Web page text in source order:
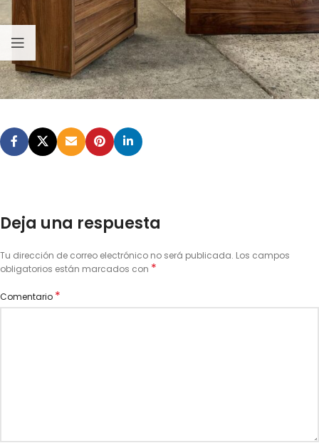
Deja una respuesta
Tu dirección de correo electrónico no será publicada. Los campos
obligatorios están marcados con *
Comentario *